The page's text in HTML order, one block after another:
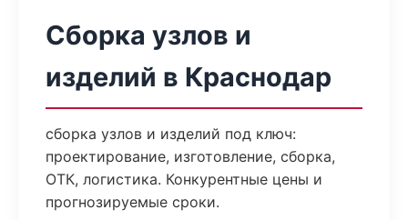
Сборка узлов и
изделий в Краснодар
сборка узлов и изделий под ключ:
проектирование, изготовление, сборка,
ОТК, логистика. Конкурентные цены и
прогнозируемые сроки.